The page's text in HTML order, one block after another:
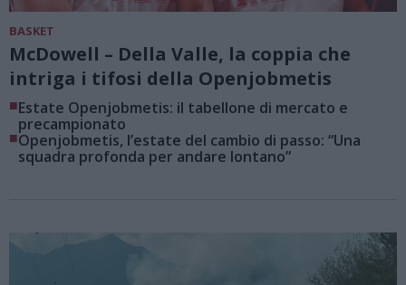
BASKET
McDowell – Della Valle, la coppia che
intriga i tifosi della Openjobmetis
■Estate Openjobmetis: il tabellone di mercato e
precampionato
■Openjobmetis, l’estate del cambio di passo: “Una
squadra profonda per andare lontano”